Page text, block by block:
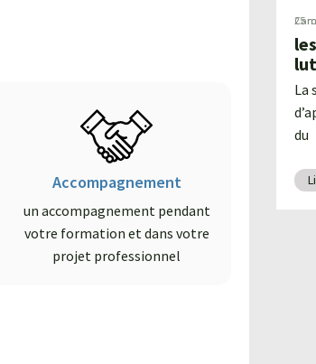
Accompagnement
un accompagnement pendant
votre formation et dans votre
projet professionnel
25
La
du